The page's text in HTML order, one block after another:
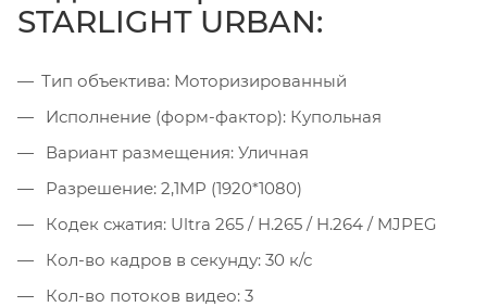
STARLIGHT URBAN:
Тип объектива: Моторизированный
Исполнение (форм-фактор): Купольная
Вариант размещения: Уличная
Разрешение: 2,1MP (1920*1080)
Кодек сжатия: Ultra 265 / H.265 / H.264 / MJPEG
Кол-во кадров в секунду: 30 к/с
Кол-во потоков видео: 3